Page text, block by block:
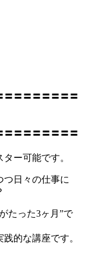
〓〓〓〓〓〓〓〓
〓〓〓〓〓〓〓〓
ー可能です。
つ日々の仕事に
たった3ヶ月”で
的な講座です。